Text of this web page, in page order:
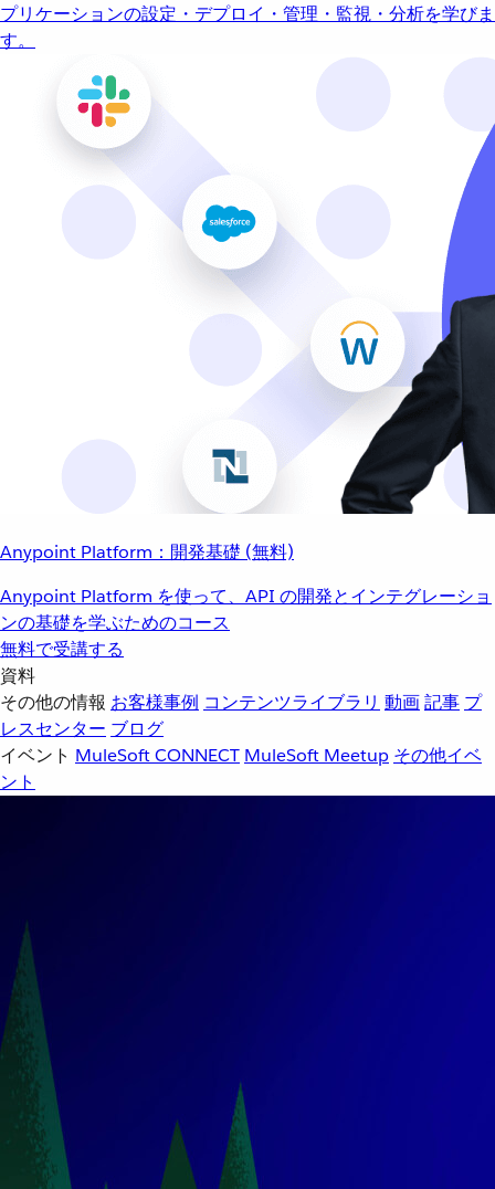
プリケーションの設定・デプロイ・管理・監視・分析を学びま
す。
Anypoint Platform：開発基礎 (無料)
Anypoint Platform を使って、API の開発とインテグレーショ
ンの基礎を学ぶためのコース
無料で受講する
資料
その他の情報 お客様事例 コンテンツライブラリ 動画記事 プ
レスセンター ブログ
イベント MuleSoft CONNECT MuleSoft Meetup その他イベ
ント